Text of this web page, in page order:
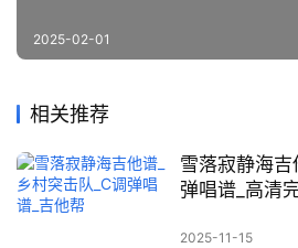
2025-02-01
相关推荐
雪落寂静海吉
弹唱谱_高清
2025-11-15